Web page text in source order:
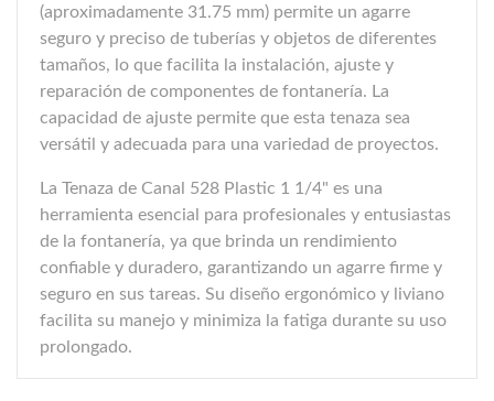
(aproximadamente 31.75 mm) permite un agarre
seguro y preciso de tuberías y objetos de diferentes
tamaños, lo que facilita la instalación, ajuste y
reparación de componentes de fontanería. La
capacidad de ajuste permite que esta tenaza sea
versátil y adecuada para una variedad de proyectos.
La Tenaza de Canal 528 Plastic 1 1/4" es una
herramienta esencial para profesionales y entusiastas
de la fontanería, ya que brinda un rendimiento
confiable y duradero, garantizando un agarre firme y
seguro en sus tareas. Su diseño ergonómico y liviano
facilita su manejo y minimiza la fatiga durante su uso
prolongado.